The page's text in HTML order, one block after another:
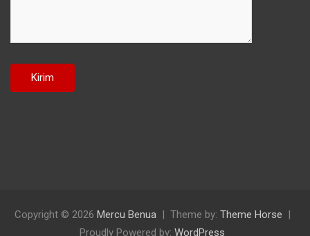
Copyright © 2026 Mercu Benua Theme by: Theme Horse
Proudly Powered by: WordPress